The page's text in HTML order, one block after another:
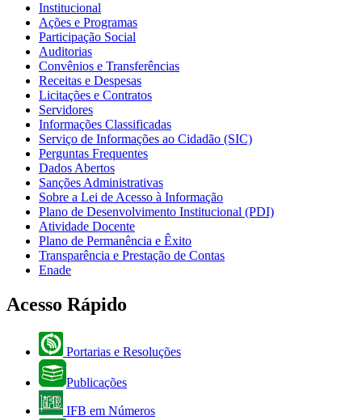
Institucional
Ações e Programas
Participação Social
Auditorias
Convênios e Transferências
Receitas e Despesas
Licitações e Contratos
Servidores
Informações Classificadas
Serviço de Informações ao Cidadão (SIC)
Perguntas Frequentes
Dados Abertos
Sanções Administrativas
Sobre a Lei de Acesso à Informação
Plano de Desenvolvimento Institucional (PDI)
Atividade Docente
Plano de Permanência e Êxito
Transparência e Prestação de Contas
Enade
Acesso Rápido
Portarias e Resoluções
Publicações
IFB em Números